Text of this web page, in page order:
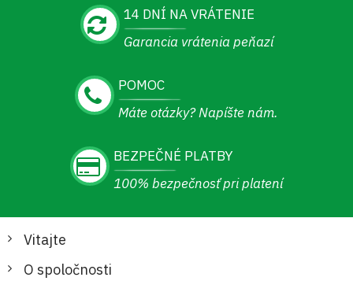
14 DNÍ NA VRÁTENIE
Garancia vrátenia peňazí
POMOC
Máte otázky? Napíšte nám.
BEZPEČNÉ PLATBY
100% bezpečnosť pri platení
Vitajte
O spoločnosti